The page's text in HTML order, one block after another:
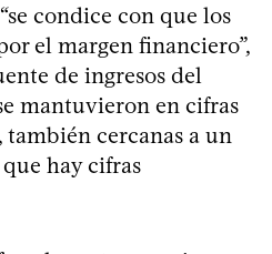
condice con que los
el margen financiero”,
de ingresos del
mantuvieron en cifras
cercanas a un
hay cifras